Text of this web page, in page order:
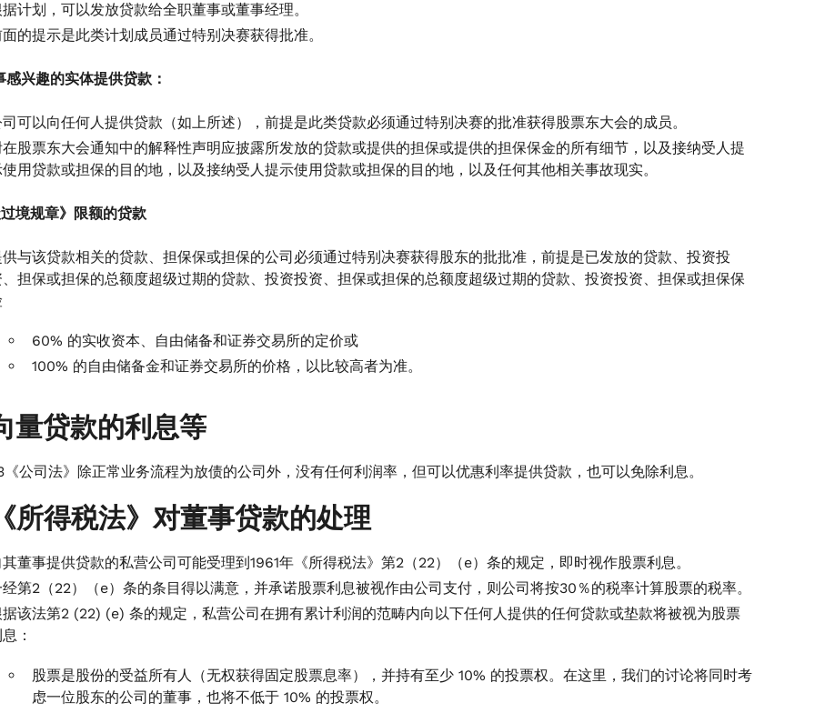
计划，可以发放贷款给全职董事或董事经理。
的提示是此类计划成员通过特别决赛获得批准。
兴趣的实体提供贷款：
可以向任何人提供贷款（如上所述），前提是此类贷款必须通过特别决赛的批准获得股票东大会的成员。
股票东大会通知中的解释性声明应披露所发放的贷款或提供的担保或提供的担保保金的所有细节，以及接纳受人提
用贷款或担保的目的地，以及接纳受人提示使用贷款或担保的目的地，以及任何其他相关事故现实。
境规章》限额的贷款
与该贷款相关的贷款、担保保或担保的公司必须通过特别决赛获得股东的批批准，前提是已发放的贷款、投资投
担保或担保的总额度超级过期的贷款、投资投资、担保或担保的总额度超级过期的贷款、投资投资、担保或担保保
60% 的实收资本、自由储备和证券交易所的定价或
100% 的自由储备金和证券交易所的价格，以比较高者为准。
量贷款的利息等
《公司法》除正常业务流程为放债的公司外，没有任何利润率，但可以优惠利率提供贷款，也可以免除利息。
所得税法》对董事贷款的处理
董事提供贷款的私营公司可能受理到1961年《所得税法》第2（22）（e）条的规定，即时视作股票利息。
第2（22）（e）条的条目得以满意，并承诺股票利息被视作由公司支付，则公司将按30％的税率计算股票的税率。
该法第2 (22) (e) 条的规定，私营公司在拥有累计利润的范畴内向以下任何人提供的任何贷款或垫款将被视为股票
：
股票是股份的受益所有人（无权获得固定股票息率），并持有至少 10% 的投票权。在这里，我们的讨论将同时考
虑一位股东的公司的董事，也将不低于 10% 的投票权。